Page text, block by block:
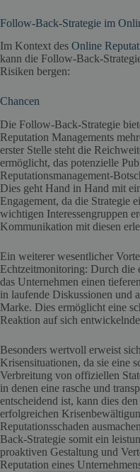
Follow-Back-Strategie im
Im Kontext des Online
kann die Follow-Back-
Risiken bergen:
Chancen
Die Follow-Back-Strategie
Reputation Managements
erster Stelle steht die
ermöglicht, das potenzielle
Reputationsmanagement-
Dies geht Hand in Hand mit
Engagement, da die Strategie
wichtigen Interessengruppen
Kommunikation mit diesen
Ein weiterer wesentlicher
Echtzeitmonitoring: Durch die
das Unternehmen einen
in laufende Diskussionen und
Marke. Dies ermöglicht eine
Reaktion auf sich
Besonders wertvoll erweist
Krisensituationen, da sie eine
Verbreitung von offiziellen
in denen eine rasche und
entscheidend ist, kann dies
erfolgreichen
Reputationsschaden
Back-Strategie somit ein
proaktiven Gestaltung und
Reputation eines